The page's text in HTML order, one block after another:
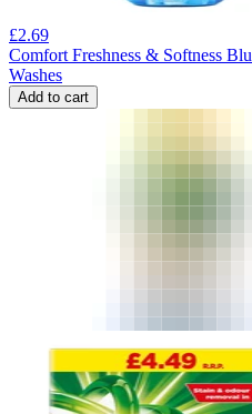
£2.69
Comfort Freshness & Softness
Washes
Add to cart